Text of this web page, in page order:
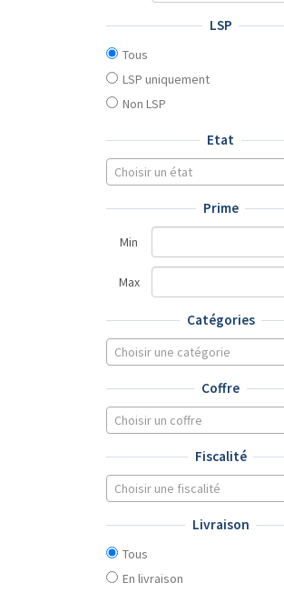
LSP
Tous
LSP uniquement
Non LSP
Etat
Choisir un état
Prime
Min
Max
Catégories
Choisir une catégorie
Coffre
Choisir un coffre
Fiscalité
Choisir une fiscalité
Livraison
Tous
En livraison